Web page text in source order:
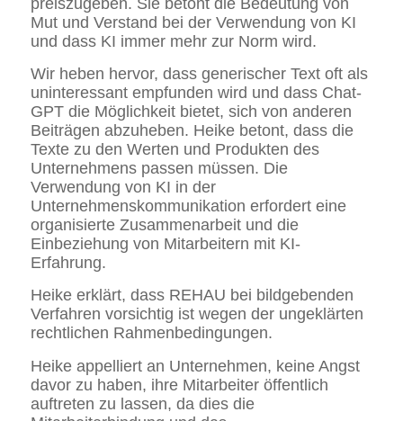
Mut und Verstand bei der Verwendung von KI
und dass KI immer mehr zur Norm wird.
Wir heben hervor, dass generischer Text oft als
uninteressant empfunden wird und dass Chat-
GPT die Möglichkeit bietet, sich von anderen
Beiträgen abzuheben. Heike betont, dass die
Texte zu den Werten und Produkten des
Unternehmens passen müssen. Die
Verwendung von KI in der
Unternehmenskommunikation erfordert eine
organisierte Zusammenarbeit und die
Einbeziehung von Mitarbeitern mit KI-
Erfahrung.
Heike erklärt, dass REHAU bei bildgebenden
Verfahren vorsichtig ist wegen der ungeklärten
rechtlichen Rahmenbedingungen.
Heike appelliert an Unternehmen, keine Angst
davor zu haben, ihre Mitarbeiter öffentlich
auftreten zu lassen, da dies die